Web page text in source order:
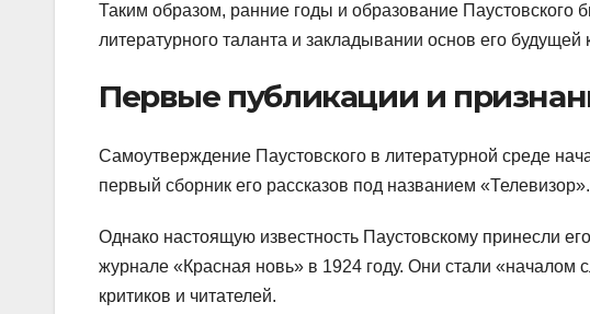
Таким образом, ранние годы и образование
литературного таланта и закладывании основ его будущей
Первые публикации и
Самоутверждение Паустовского в литературной среде
первый сборник его рассказов под названием «Телевизор».
Однако настоящую известность Паустовскому принесли
журнале «Красная новь» в 1924 году. Они стали
критиков и читателей.